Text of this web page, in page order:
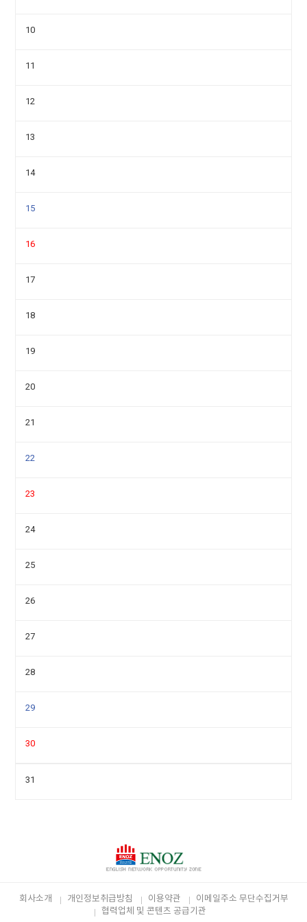
10
11
12
13
14
15
16
17
18
19
20
21
22
23
24
25
26
27
28
29
30
31
회사소개 개인정보취급방침 이용약관
이메일주소 무단수집거부
협력업체 및 콘텐츠 공급기관